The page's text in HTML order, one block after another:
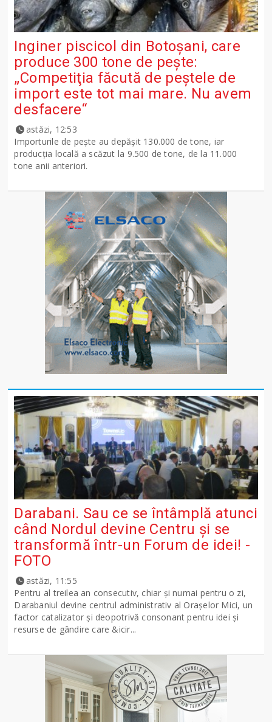
Inginer piscicol din Botoşani, care
produce 300 tone de peşte:
„Competiţia făcută de peştele de
import este tot mai mare. Nu avem
desfacere“
astăzi, 12:53
Importurile de peşte au depăşit 130.000 de tone, iar
producţia locală a scăzut la 9.500 de tone, de la 11.000
tone anii anteriori.
Darabani. Sau ce se întâmplă atunci
când Nordul devine Centru și se
transformă într-un Forum de idei! -
FOTO
astăzi, 11:55
Pentru al treilea an consecutiv, chiar și numai pentru o zi,
Darabaniul devine centrul administrativ al Orașelor Mici, un
factor catalizator și deopotrivă consonant pentru idei și
resurse de gândire care &icir...